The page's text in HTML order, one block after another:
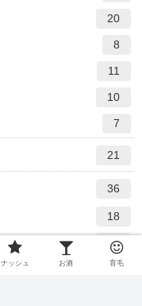
20
8
11
10
7
21
36
18
15
7
ナッシュ お酒 育毛